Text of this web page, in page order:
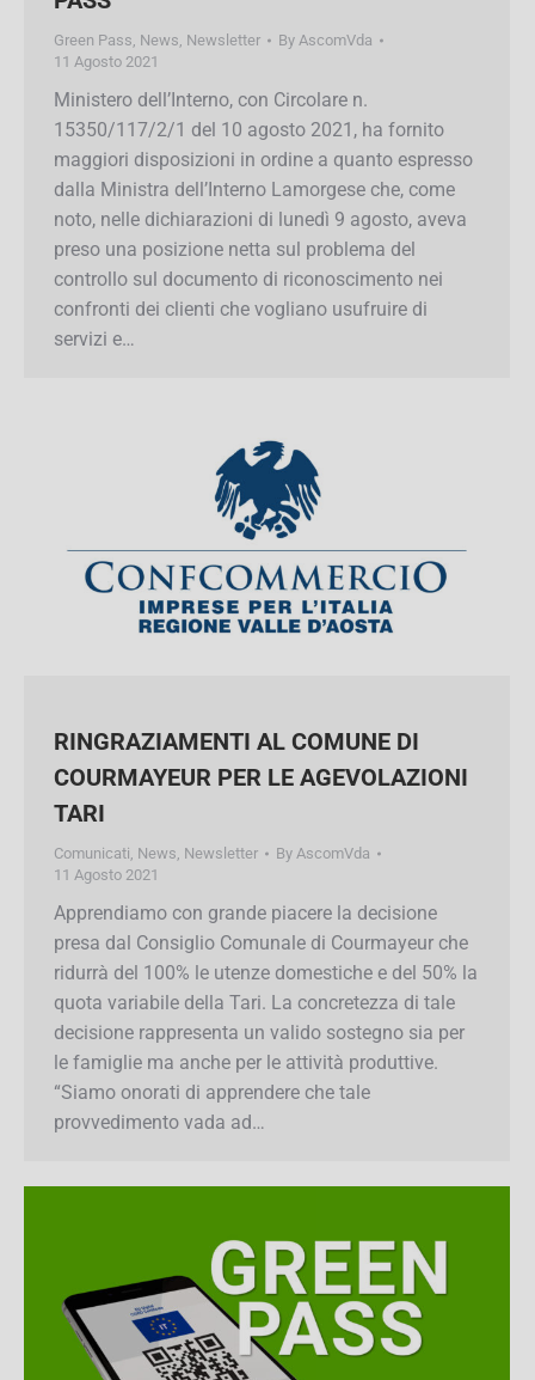
“GREEN PASS”
Green Pass,News
Ministero dell’Interno, con Circolare n.
15350/117/2/1 del 10 agosto 2021, ha fornito
maggiori disposizioni in ordine a quanto
espresso dalla Ministra dell’Interno Lamorgese
che, come noto, nelle dichiarazioni di lunedì 9
agosto, aveva preso una posizione netta sul
riconoscimento nei confronti dei clienti che
RINGRAZIAMENTI AL COMUNE DI
COURMAYEUR PER LE
AGEVOLAZIONI TARI
Comunicati, News, Newsletter By AscomVda
11 Agosto 2021
Apprendiamo con grande piacere la decisione
presa dal Consiglio Comunale di Courmayeur
che ridurrà del 100% le utenze domestiche e del
50% la quota variabile della Tari. La concretezza
di tale decisione rappresenta un valido sostegno
sia per le famiglie ma anche per le attività
produttive. “Siamo onorati di apprendere che
tale provvedimento vada ad…